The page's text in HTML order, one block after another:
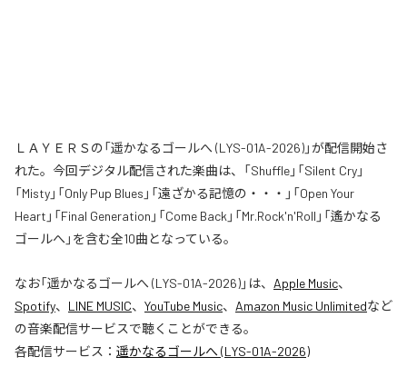
ＬＡＹＥＲＳの「遥かなるゴールへ (LYS-01A-2026)」が配信開始さ
れた。今回デジタル配信された楽曲は、「Shuffle」「Silent Cry」
「Misty」「Only Pup Blues」「遠ざかる記憶の・・・」「Open Your
Heart」「Final Generation」「Come Back」「Mr.Rock'n'Roll」「遙かなる
ゴールへ」を含む全10曲となっている。
なお「遥かなるゴールへ (LYS-01A-2026)」は、 Apple Music、
Spotify、 LINE MUSIC、 YouTube Music、 Amazon Music Unlimitedなど
の音楽配信サービスで聴くことができる。
各配信サービス： 遥かなるゴールへ (LYS-01A-2026)